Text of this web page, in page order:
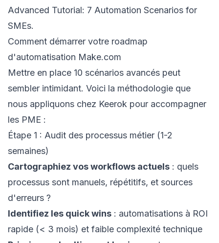
Advanced Tutorial: 7 Automation Scenarios for
SMEs.
Comment démarrer votre roadmap
d'automatisation Make.com
Mettre en place 10 scénarios avancés peut
sembler intimidant. Voici la méthodologie que
nous appliquons chez Keerok pour accompagner
les PME :
Étape 1 : Audit des processus métier (1-2
semaines)
Cartographiez vos workflows actuels : quels
processus sont manuels, répétitifs, et sources
d'erreurs ?
Identifiez les quick wins : automatisations à ROI
rapide (< 3 mois) et faible complexité technique